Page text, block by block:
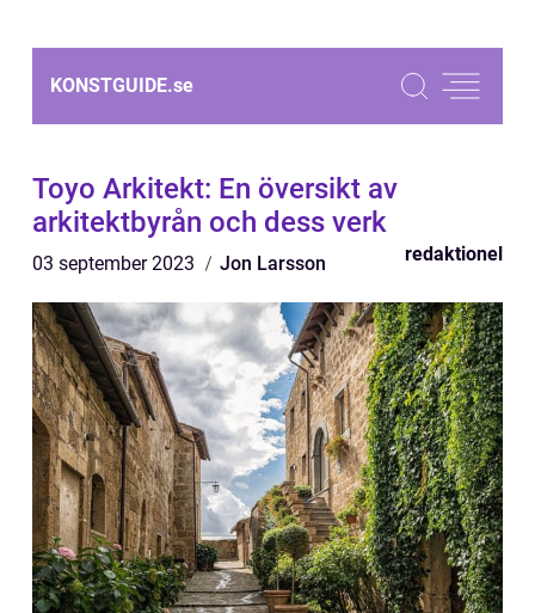
KONSTGUIDE.se
Toyo Arkitekt: En översikt av
arkitektbyrån och dess verk
03 september 2023 Jon Larsson redaktionel